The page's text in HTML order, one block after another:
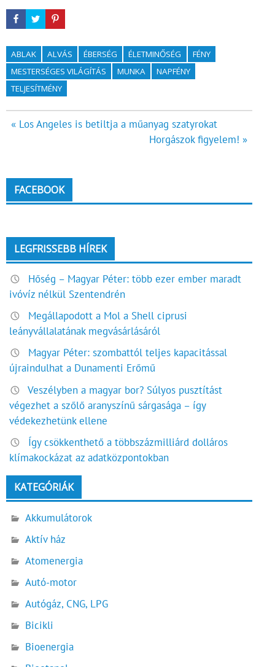
ABLAK ALVÁS ÉBERSÉG ÉLETMINŐSÉG
FÉNY
MESTERSÉGES VILÁGÍTÁS
MUNKA
NAPFÉNY
TELJESÍTMÉNY
Bejegyzés
« Los Angeles is betiltja a műanyag szatyrokat
Horgászok figyelem! »
FACEBOOK
LEGFRISSEBB HÍREK
Hőség – Magyar Péter: több ezer ember maradt
ivóvíz nélkül Szentendrén
Megállapodott a Mol a Shell ciprusi
leányvállalatának megvásárlásáról
Magyar Péter: szombattól teljes kapacitással
újraindulhat a Dunamenti Erőmű
Veszélyben a magyar bor? Súlyos pusztítást
végezhet a szőlő aranyszínű sárgasága – így
védekezhetünk ellene
Így csökkenthető a többszázmilliárd dolláros
klímakockázat az adatközpontokban
KATEGÓRIÁK
Akkumulátorok
Aktív ház
Atomenergia
Autó-motor
Autógáz, CNG, LPG
Bicikli
Bioenergia